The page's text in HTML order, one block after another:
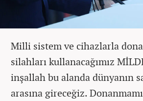
Milli sistem ve cihazlarla
silahları kullanacağımız
inşallah bu alanda dünyanın
arasına gireceğiz.